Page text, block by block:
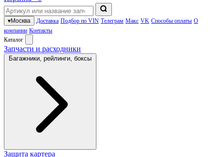
▾Москва Доставка Подбор по VIN Телеграм Макс VK Способы оплаты О
компании Контакты
Каталог
Запчасти и расходники
Багажники, рейлинги, боксы
Защита картера